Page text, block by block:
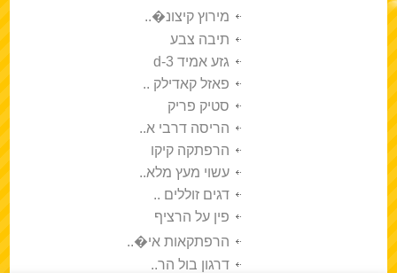
מירוץ קיצונ�..
תיבה צבע
גזע אמיד 3-d
פאזל קאדילק ..
סטיק פריק
הריסה דרבי א..
הרפתקה קיקו
עשוי מעץ מלא..
דגים זוללים ..
פין על הרציף
הרפתקאות אי�..
דרגון בול הר..